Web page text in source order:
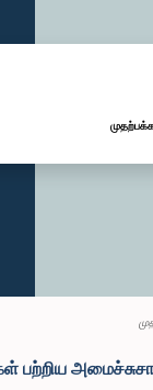
பற்றிய